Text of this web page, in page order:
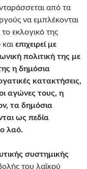
από τα
να εμπλέκονται
εκλογικό της
επιχειρεί με
πολιτική της με
η δημόσια
κατακτήσεις,
αγώνες τους, η
τα δημόσια
ως πεδία
λαό.
συστημικής
του λαϊκού